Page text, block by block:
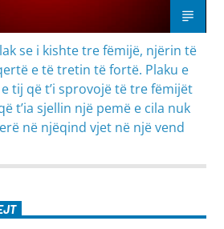
se i kishte tre fëmijë, njërin të
e të tretin të fortë. Plaku e
tij që t’i sprovojë të tre fëmijët
t’ia sjellin një pemë e cila nuk
në njëqind vjet në një vend